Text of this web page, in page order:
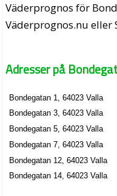
Väderprognos för
Väderprognos.nu eller
Adresser på
Bondegatan 1, 64023 Valla
Bondegatan 3, 64023 Valla
Bondegatan 5, 64023 Valla
Bondegatan 7, 64023 Valla
Bondegatan 12, 64023 Valla
Bondegatan 14, 64023 Valla